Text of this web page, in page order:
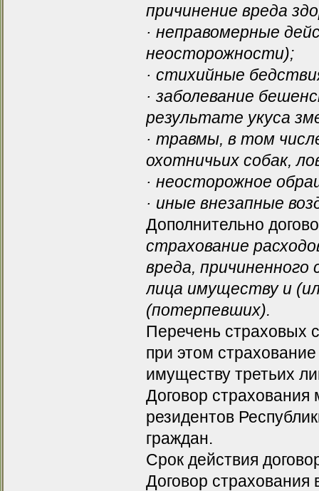
причинение вреда
· неправомерные
неосторожности);
· стихийные
· заболевание
результате укуса
· травмы, в том
охотничьих собак,
· неосторожное
· иные внезапные
Дополнительно
страхование
вреда, причиненного
лица имуществу и
(потерпевших).
Перечень страховых
при этом
имуществу третьих
Договор
резидентов
граждан.
Срок действия
Договор